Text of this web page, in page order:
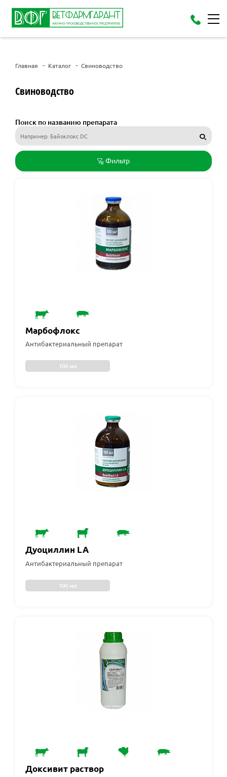
Главная Каталог Свиноводство
Свиноводство
Поиск по названию препарата
Фильтр
Марбофлокс
Антибактериальный препарат
100 мл
Дуоциллин LA
Антибактериальный препарат
100 мл
Доксивит раствор